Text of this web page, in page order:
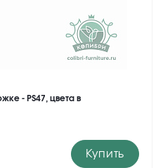
- PS47, цвета в
Купить